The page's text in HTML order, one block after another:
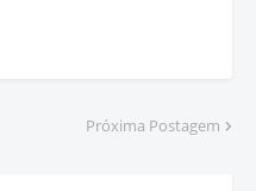
Próxima Postagem